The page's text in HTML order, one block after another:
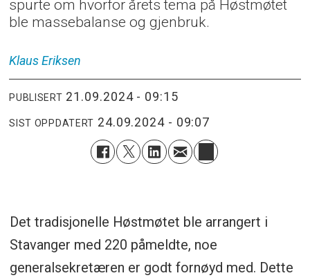
spurte om hvorfor årets tema på Høstmøtet
ble massebalanse og gjenbruk.
Klaus Eriksen
PUBLISERT 21.09.2024 - 09:15
SIST OPPDATERT 24.09.2024 - 09:07
Det tradisjonelle Høstmøtet ble arrangert i
Stavanger med 220 påmeldte, noe
generalsekretæren er godt fornøyd med. Dette